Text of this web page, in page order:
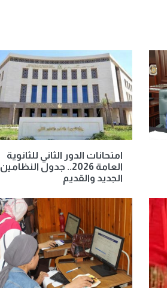
امتحانات الدور الثاني للثانوية
العامة 2026.. جدول النظامين
الجديد والقديم